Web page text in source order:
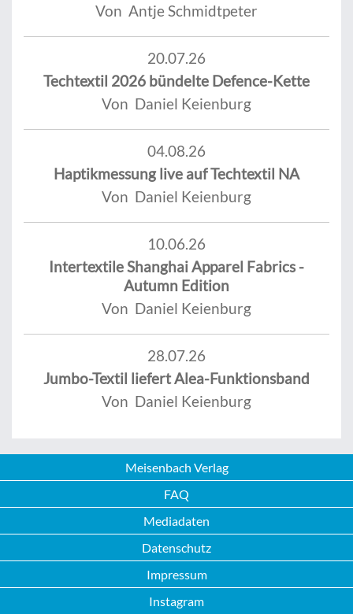
Von Antje Schmidtpeter
20.07.26
Techtextil 2026 bündelte Defence-Kette
Von Daniel Keienburg
04.08.26
Haptikmessung live auf Techtextil NA
Von Daniel Keienburg
10.06.26
Intertextile Shanghai Apparel Fabrics -
Autumn Edition
Von Daniel Keienburg
28.07.26
Jumbo-Textil liefert Alea-Funktionsband
Von Daniel Keienburg
Meisenbach Verlag
FAQ
Mediadaten
Datenschutz
Impressum
Instagram